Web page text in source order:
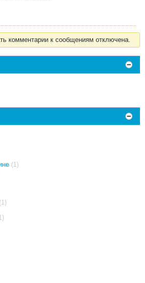
комментарии к сообщениям отключена.
(1)
(1)